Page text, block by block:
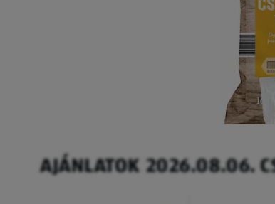
AJÁNLATOK 2026.08.06.